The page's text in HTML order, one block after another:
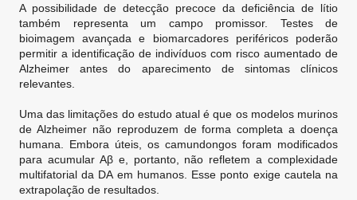
A possibilidade de detecção precoce da deficiência de lítio
também representa um campo promissor. Testes de
bioimagem avançada e biomarcadores periféricos poderão
permitir a identificação de indivíduos com risco aumentado de
Alzheimer antes do aparecimento de sintomas clínicos
relevantes.
Uma das limitações do estudo atual é que os modelos murinos
de Alzheimer não reproduzem de forma completa a doença
humana. Embora úteis, os camundongos foram modificados
para acumular Aβ e, portanto, não refletem a complexidade
multifatorial da DA em humanos. Esse ponto exige cautela na
extrapolação de resultados.